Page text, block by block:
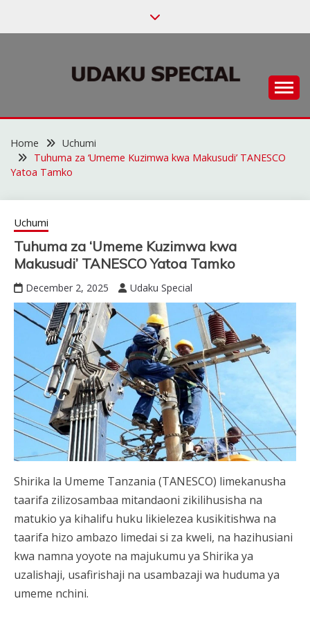
UDAKU SPECIAL
Home
Uchumi
Tuhuma za ‘Umeme Kuzimwa kwa Makusudi’ TANESCO
Yatoa Tamko
Uchumi
Tuhuma za ‘Umeme Kuzimwa kwa
Makusudi’ TANESCO Yatoa Tamko
December 2, 2025 Udaku Special
Shirika la Umeme Tanzania (TANESCO) limekanusha
taarifa zilizosambaa mitandaoni zikilihusisha na
matukio ya kihalifu huku likielezea kusikitishwa na
taarifa hizo ambazo limedai si za kweli, na hazihusiani
kwa namna yoyote na majukumu ya Shirika ya
uzalishaji, usafirishaji na usambazaji wa huduma ya
umeme nchini.